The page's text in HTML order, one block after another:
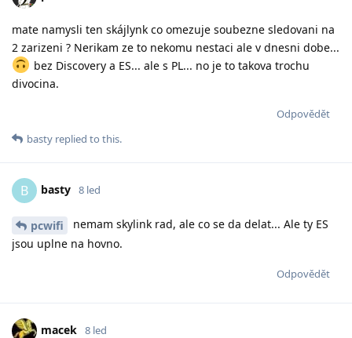
mate namysli ten skájlynk co omezuje soubezne sledovani na
2 zarizeni ? Nerikam ze to nekomu nestaci ale v dnesni dobe...
bez Discovery a ES... ale s PL... no je to takova trochu
divocina.
Odpovědět
basty replied to this.
B basty 8 led
pcwifi
nemam skylink rad, ale co se da delat... Ale ty ES
jsou uplne na hovno.
Odpovědět
macek 8 led